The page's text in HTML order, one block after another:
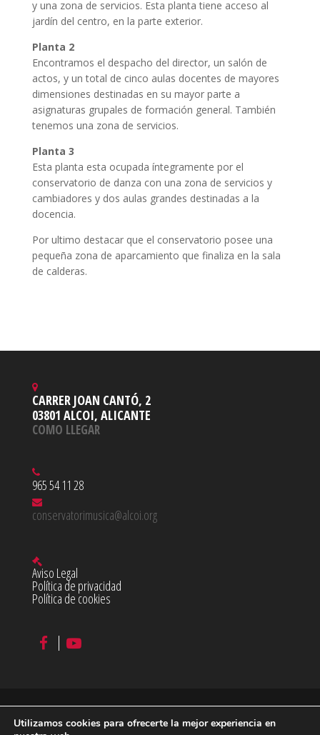
y una zona de servicios. Esta planta tiene acceso al
jardín del centro, en la parte exterior.
Planta 2
Encontramos el despacho del director, un salón de
actos, y un total de cinco aulas docentes de mayores
dimensiones destinadas en su mayor parte a
asignaturas grupales de formación general. También
tenemos una zona de servicios.
Planta 3
Esta planta esta ocupada íntegramente por el
conservatorio de danza con una zona de servicios y
cambiadores y dos aulas grandes destinadas a la
docencia.
Por ultimo destacar que el conservatorio posee una
pequeña zona de aparcamiento que finaliza en la sala
de calderas.
CARRER JOAN CANTÓ, 2
03801 ALCOI, ALICANTE
COMO LLEGAR
965 54 11 28
conservatorimusica@alcoi.org
Aviso Legal
Política de privacidad
Política de cookies
Utilizamos cookies para ofrecerte la mejor experiencia en